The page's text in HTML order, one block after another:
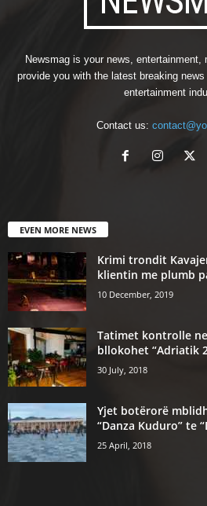
Newsmag is your news,
provide you with the latest breaking
entertainment
Contact us:
EVEN MORE NEWS
Krimi trondit
klientin me plumb
10 December, 2019
Tatimet kontrolle
bllokohet “Adriatik
30 July, 2018
Yjet botërorë
“Danza Kuduro” te
25 April, 2018